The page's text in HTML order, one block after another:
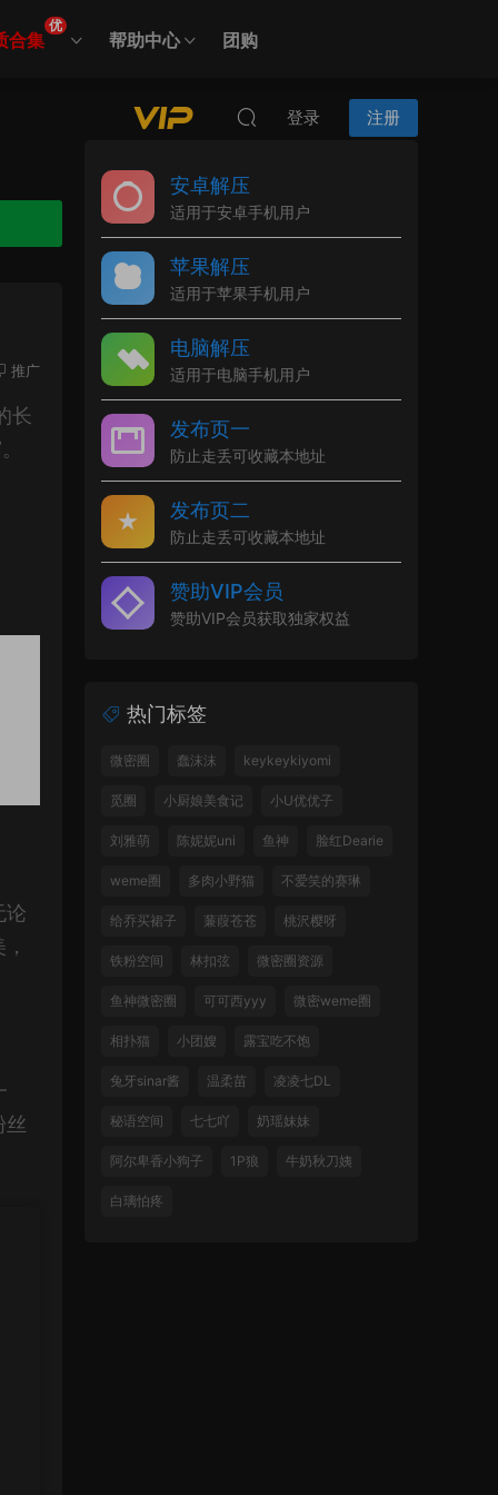
合集
优
帮助中心 团购
登录 注册
推广
长
论
丝
安卓解压
适用于安卓手机用户
苹果解压
适用于苹果手机用户
电脑解压
适用于电脑手机用户
发布页一
防止走丢可收藏本地址
发布页二
防止走丢可收藏本地址
赞助VIP会员
赞助VIP会员获取独家权益
热门标签
微密圈 蠢沫沫 keykeykiyomi
觅圈 小厨娘美食记 小U优优子
刘雅萌 陈妮妮uni 鱼神 脸红Dearie
weme圈 多肉小野猫 不爱笑的赛琳
给乔买裙子 蒹葭苍苍 桃沢樱呀
铁粉空间 林扣弦 微密圈资源
鱼神微密圈 可可西yyy 微密weme圈
相扑猫 小团嫂 露宝吃不饱
兔牙sinar酱 温柔苗 凌凌七DL
秘语空间 七七吖 奶瑶妹妹
阿尔卑香小狗子 1P狼 牛奶秋刀姨
白璃怕疼